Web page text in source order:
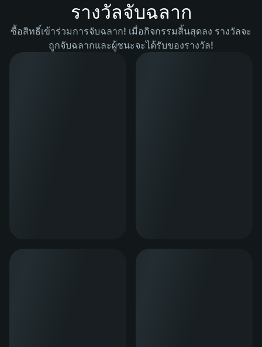
รางวัลจับฉลาก
ซื้อสิทธิ์เข้าร่วมการจับฉลาก! เมื่อกิจกรรมสิ้นสุดลง รางวัลจะ
ถูกจับฉลากและผู้ชนะจะได้รับของรางวัล!